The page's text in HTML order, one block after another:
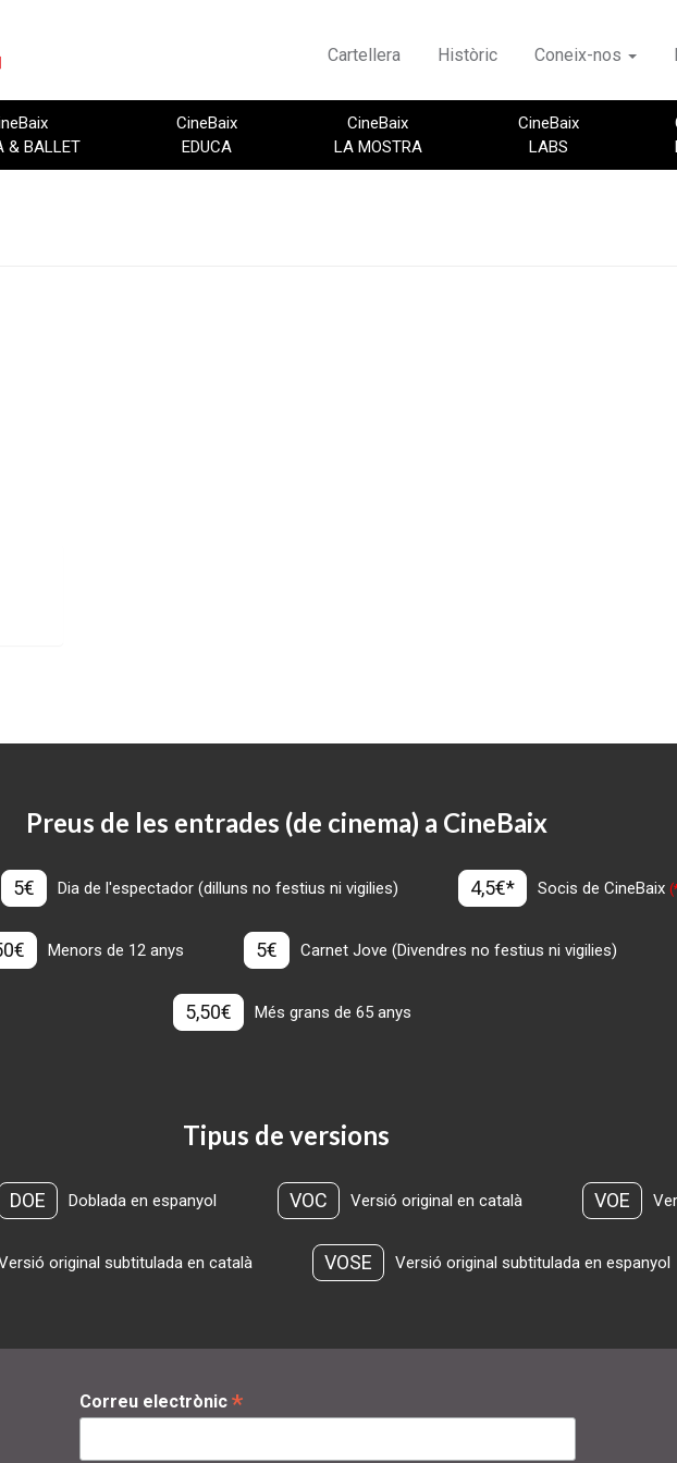
Cartellera Històric Coneix-nos
& BALLET
CineBaix
EDUCA
CineBaix
LA MOSTRA
CineBaix
LABS
Preus de les entrades (de cinema) a CineBaix
5€ Dia de l'espectador (dilluns no festius ni vigilies) 4,5€* Socis de CineBaix
Menors de 12 anys 5€ Carnet Jove (Divendres no festius ni vigilies)
5,50€ Més grans de 65 anys
Tipus de versions
DOE Doblada en espanyol VOC Versió original en català VOE
original subtitulada en català VOSE Versió original subtitulada en espanyol
Correu electrònic *